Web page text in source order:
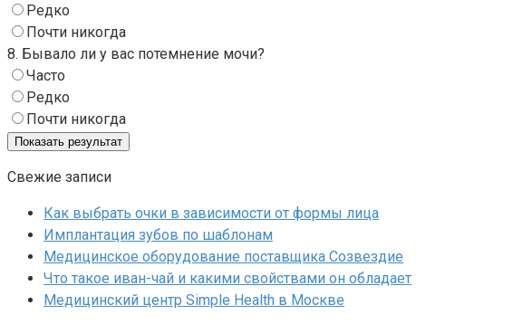
Редко
Почти никогда
8. Бывало ли у вас потемнение мочи?
Часто
Редко
Почти никогда
Свежие записи
Как выбрать очки в зависимости от формы лица
Имплантация зубов по шаблонам
Медицинское оборудование поставщика Созвездие
Что такое иван-чай и какими свойствами он обладает
Медицинский центр Simple Health в Москве